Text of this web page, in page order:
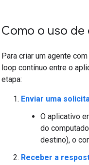
Como o uso
Para criar um agente
loop contínuo entre o
etapa:
Enviar uma
O aplicativo
do
destino), o
Receber a